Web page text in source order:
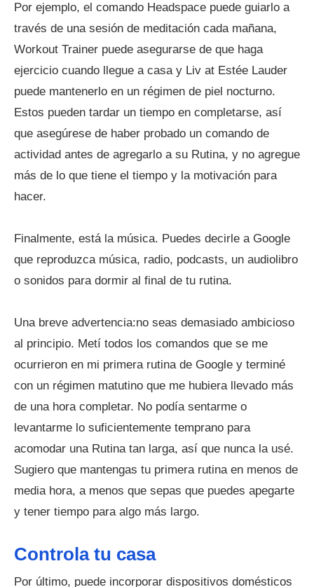
Por ejemplo, el comando Headspace puede guiarlo a
través de una sesión de meditación cada mañana,
Workout Trainer puede asegurarse de que haga
ejercicio cuando llegue a casa y Liv at Estée Lauder
puede mantenerlo en un régimen de piel nocturno.
Estos pueden tardar un tiempo en completarse, así
que asegúrese de haber probado un comando de
actividad antes de agregarlo a su Rutina, y no agregue
más de lo que tiene el tiempo y la motivación para
hacer.
Finalmente, está la música. Puedes decirle a Google
que reproduzca música, radio, podcasts, un audiolibro
o sonidos para dormir al final de tu rutina.
Una breve advertencia:no seas demasiado ambicioso
al principio. Metí todos los comandos que se me
ocurrieron en mi primera rutina de Google y terminé
con un régimen matutino que me hubiera llevado más
de una hora completar. No podía sentarme o
levantarme lo suficientemente temprano para
acomodar una Rutina tan larga, así que nunca la usé.
Sugiero que mantengas tu primera rutina en menos de
media hora, a menos que sepas que puedes apegarte
y tener tiempo para algo más largo.
Controla tu casa
Por último, puede incorporar dispositivos domésticos